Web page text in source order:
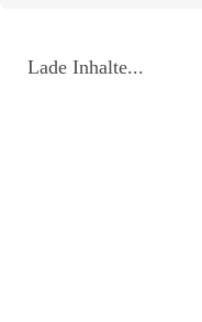
Lade Inhalte...